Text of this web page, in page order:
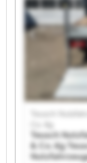
Teusch
Teusch
& Co. Kg